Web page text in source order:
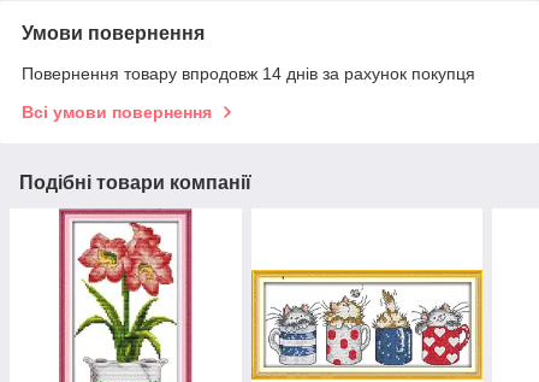
Умови повернення
Повернення товару впродовж 14 днів за рахунок покупця
Всі умови повернення
Подібні товари компанії